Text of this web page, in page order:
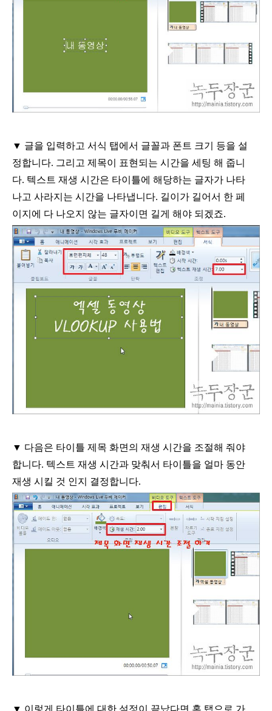
▼ 글을 입력하고 서식 탭에서 글꼴과 폰트 크기 등을 설
정합니다. 그리고 제목이 표현되는 시간을 세팅 해 줍니
다. 텍스트 재생 시간은 타이틀에 해당하는 글자가 나타
나고 사라지는 시간을 나타냅니다. 길이가 길어서 한 페
이지에 다 나오지 않는 글자이면 길게 해야 되겠죠.
▼ 다음은 타이틀 제목 화면의 재생 시간을 조절해 줘야
합니다. 텍스트 재생 시간과 맞춰서 타이틀을 얼마 동안
재생 시킬 것 인지 결정합니다.
▼ 이렇게 타이틀에 대한 설정이 끝났다면 홈 탭으로 가